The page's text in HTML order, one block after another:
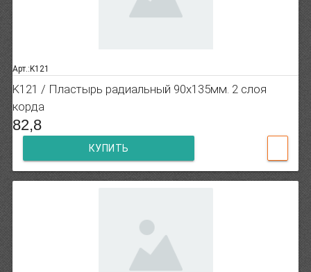
Арт.:K121
K121 / Пластырь радиальный 90х135мм. 2 слоя
корда
82,8
КУПИТЬ